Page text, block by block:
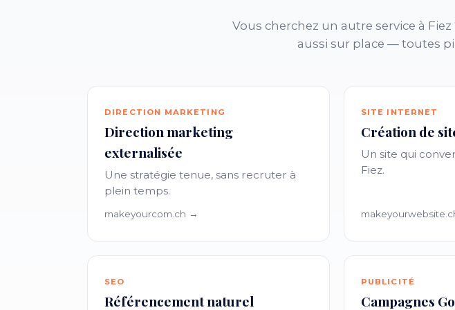
Vous cherchez un autre service à
aussi sur place — toutes
DIRECTION MARKETING
Direction marketing
externalisée
Une stratégie tenue, sans recruter à
plein temps.
makeyourcom.ch →
SITE INTERNET
Création de
Un site qui
Fiez.
SEO
Référencement naturel
PUBLICITÉ
Campagnes